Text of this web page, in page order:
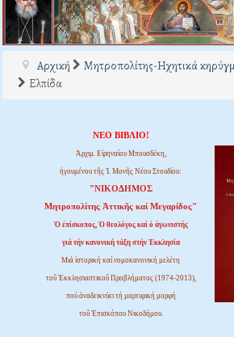
Αρχική Μητροπολίτης-Ηχητικά
Ελπίδα
ΝΕΟ ΒΙΒΛΙΟ!
Ἀρχιμ. Εἰρηναίου Μπουσδέκη,
ἡγουμένου τῆς Ἱ. Μονῆς Νέου Στουδίου:
"ΝΙΚΟΔΗΜΟΣ
Μητροπολίτης Ἀττικῆς καί Μεγαρίδος"
Ὁ ἐπίσκοπος, Ὁ θεολόγος καί ὁ ἀγωνιστής
γιά τήν κανονική τάξη στήν Ἐκκλησία
Μιά ἱστορική καί νομοκανονική μελέτη
τοῦ Ἐκκλησιαστικοῦ Προβλήματος (1974-2013),
πού ἀναδεικνύει τή μαρτυρική μορφή
τοῦ Ἐπισκόπου Νικοδήμου.